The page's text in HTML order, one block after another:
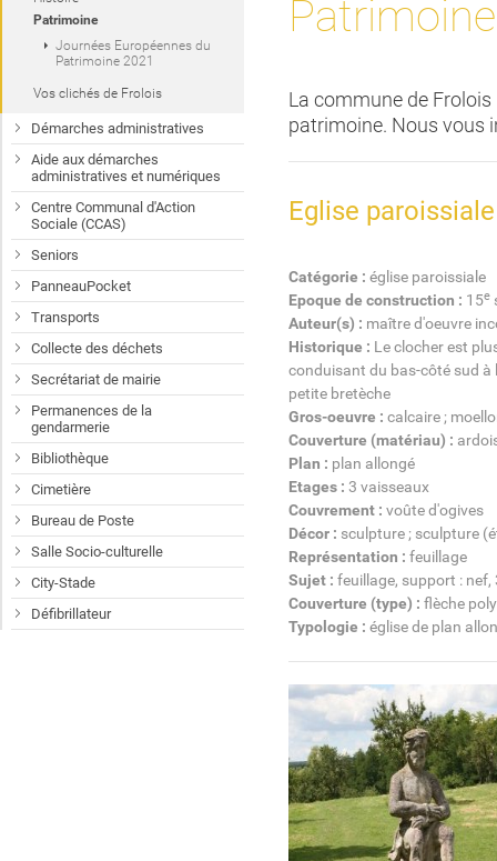
Patrimoine
La commune de Frolois
patrimoine. Nous vous
Eglise
Catégorie : église paroissiale
Epoque de construction : 15e
Auteur(s) : maître d'oeuvre
Historique : Le clocher est
conduisant du bas-côté sud à
petite bretèche
Gros-oeuvre : calcaire ;
Couverture (matériau) :
Plan : plan allongé
Etages : 3 vaisseaux
Couvrement : voûte d'ogives
Décor : sculpture ; sculpture
Représentation : feuillage
Sujet : feuillage, support : nef,
Couverture (type) : flèche
Typologie : église de plan
Patrimoine
Journées Européennes du
Patrimoine 2021
Vos clichés de Frolois
Démarches administratives
Aide aux démarches
administratives et numériques
Centre Communal d'Action
Sociale (CCAS)
Seniors
PanneauPocket
Transports
Collecte des déchets
Secrétariat de mairie
Permanences de la
gendarmerie
Bibliothèque
Cimetière
Bureau de Poste
Salle Socio-culturelle
City-Stade
Défibrillateur